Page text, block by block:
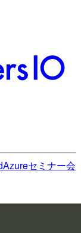
Azureセミナー会